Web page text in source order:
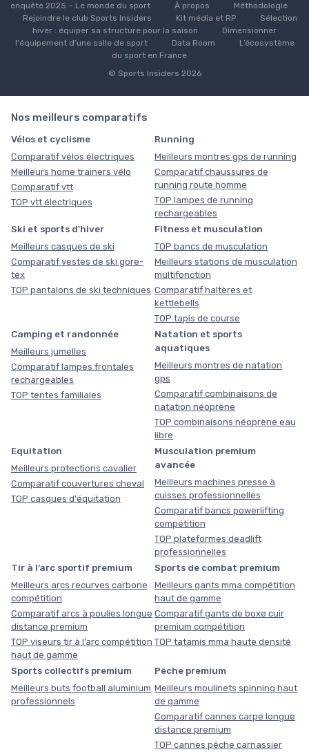
enquête 2025 – Le monde du sport
À propos
Méthodologie
Rejoindre le club Sports Insiders
Kit média et RP
Sélection
hiver : équiper sa structure pour la saison
Dimensionner
l'équipement d'une salle de sport
Data Room
L’écosystème
du sport en France
© Sports Insiders 2026
Nos meilleurs comparatifs
Vélos et cyclisme
Comparatif vélos électriques
Meilleurs home trainers vélo
Comparatif vtt
TOP vtt électriques
Running
Meilleurs montres gps de running
Comparatif chaussures de
running route homme
TOP lampes de running
rechargeables
Ski et sports d'hiver
Meilleurs casques de ski
Comparatif vestes de ski gore-
tex
TOP pantalons de ski techniques
Fitness et musculation
TOP bancs de musculation
Meilleurs stations de musculation
multifonction
Comparatif haltères et
kettlebells
TOP tapis de course
Camping et randonnée
Meilleurs jumelles
Comparatif lampes frontales
rechargeables
TOP tentes familiales
Natation et sports
aquatiques
Meilleurs montres de natation
gps
Comparatif combinaisons de
natation néoprène
TOP combinaisons néoprène eau
libre
Equitation
Meilleurs protections cavalier
Comparatif couvertures cheval
TOP casques d'équitation
Musculation premium
avancée
Meilleurs machines presse à
cuisses professionnelles
Comparatif bancs powerlifting
compétition
TOP plateformes deadlift
professionnelles
Tir à l’arc sportif premium
Meilleurs arcs recurves carbone
compétition
Comparatif arcs à poulies longue
distance premium
TOP viseurs tir à l’arc compétition
haut de gamme
Sports de combat premium
Meilleurs gants mma compétition
haut de gamme
Comparatif gants de boxe cuir
premium compétition
TOP tatamis mma haute densité
Sports collectifs premium
Meilleurs buts football aluminium
professionnels
Pêche premium
Meilleurs moulinets spinning haut
de gamme
Comparatif cannes carpe longue
distance premium
TOP cannes pêche carnassier